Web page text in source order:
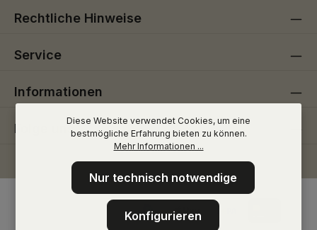
Rechtliche Hinweise
Service
Informationen
Folge uns
Diese Website verwendet Cookies, um eine
bestmögliche Erfahrung bieten zu können.
Mehr Informationen ...
Nur technisch notwendige
Konfigurieren